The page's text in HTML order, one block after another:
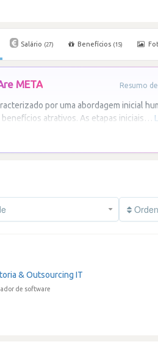
Salário (27) Benefícios (15)
META Resumo
por uma abordagem inicial
atrativos. As etapas iniciais…
& Outsourcing IT
de software